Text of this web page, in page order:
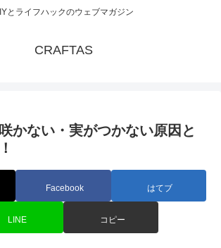
とライフハックのウェブマガジン
CRAFTAS
かない・実がつかない原因と
Facebook はてブ
LINE コピー